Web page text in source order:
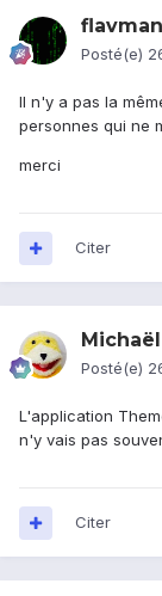
Posté(e)
Il n'y a pas la
personnes qui ne
merci
Citer
Posté(e)
L'application
n'y vais pas
Citer